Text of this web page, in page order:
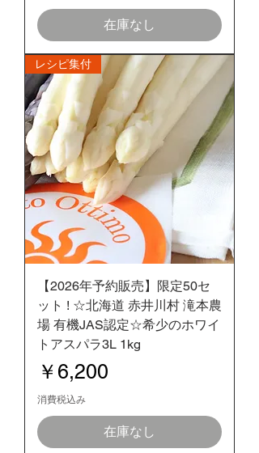
在庫なし
レシピ集付
【2026年予約販売】限定50セ
ット ! ☆北海道 赤井川村 滝本農
場 有機JAS認定☆希少のホワイ
トアスパラ3L 1kg
価格
￥6,200
消費税込み
在庫なし